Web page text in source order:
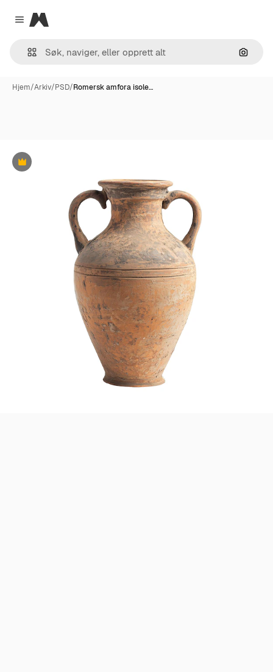
Close menu
Magnific
Søk
Hjem/Arkiv/PSD/Romersk amfora isole…
Premium